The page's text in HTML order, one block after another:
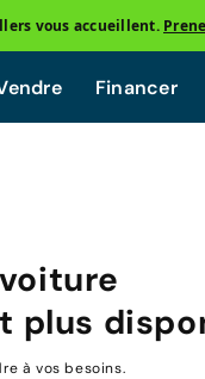
vous accueillent.
Financer
plus
à vos besoins.